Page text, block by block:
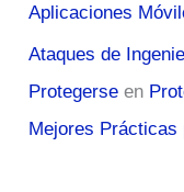
Aplicaciones
Ataques de
Protegerse en
Mejores Prácticas